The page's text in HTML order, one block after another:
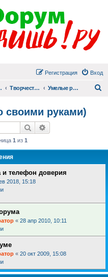
Вход
Регистрация
Творчество Умелые ручки (сделано своими руками)
своими руками)
Поиск
1 из 1
и телефон доверия
2018, 15:18
« 28 апр 2010, 10:11
« 20 окт 2009, 15:08